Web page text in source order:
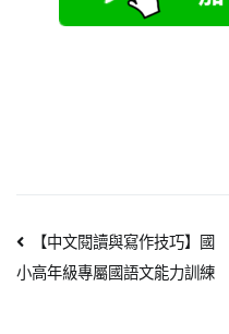
【中文閱讀與寫作技巧】國
小高年級專屬國語文能力訓練